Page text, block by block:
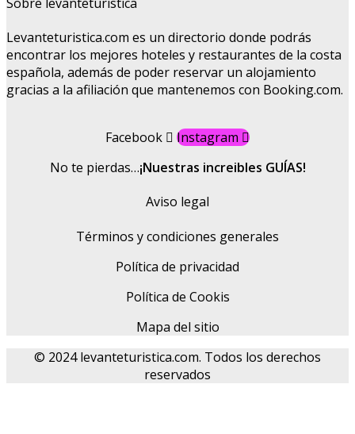
Levanteturistica.com es un directorio donde podrás
encontrar los mejores hoteles y restaurantes de la costa
española, además de poder reservar un alojamiento
gracias a la afiliación que mantenemos con Booking.com.
Facebook
Instagram
No te pierdas…¡Nuestras increibles GUÍAS!
Aviso legal
Términos y condiciones generales
Política de privacidad
Política de Cookis
Mapa del sitio
© 2024 levanteturistica.com. Todos los derechos
reservados